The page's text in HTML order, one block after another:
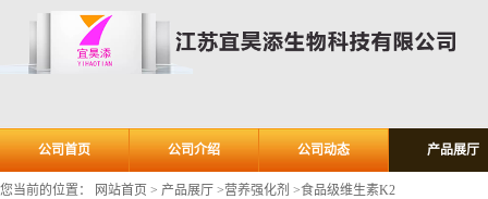
公司首页 公司介绍 公司动态 产品展厅
您当前的位置： 网站首页 > 产品展厅 >营养强化剂 >食品级维生素K2